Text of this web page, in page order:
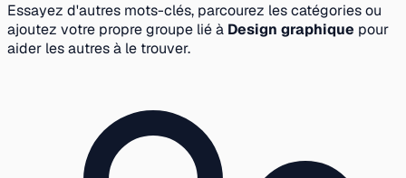
Essayez d'autres mots-clés, parcourez les catégories ou
ajoutez votre propre groupe lié à Design graphique pour
aider les autres à le trouver.